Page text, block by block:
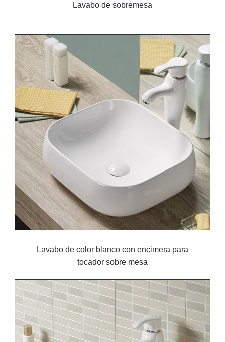
Lavabo de sobremesa
Lavabo de color blanco con encimera para
tocador sobre mesa